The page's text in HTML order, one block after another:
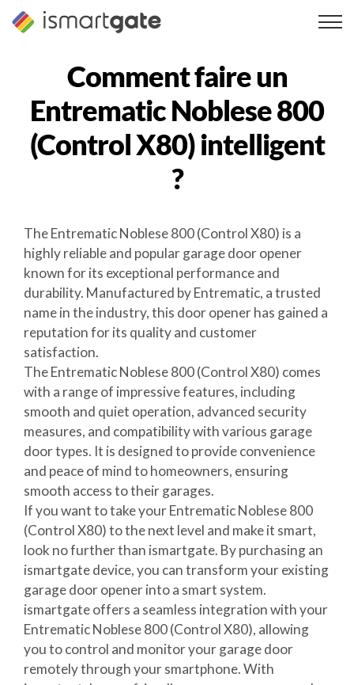
Skip
Comment faire un
Entrematic Noblese 800
(Control X80)intelligent
?
The Entrematic Noblese 800 (Control X80) is a
highly reliable and popular garage door opener
known for its exceptional performance and
durability. Manufactured by Entrematic, a trusted
name in the industry, this door opener has gained a
reputation for its quality and customer
satisfaction.
The Entrematic Noblese 800 (Control X80) comes
with a range of impressive features, including
smooth and quiet operation, advanced security
measures, and compatibility with various garage
door types. It is designed to provide convenience
and peace of mind to homeowners, ensuring
smooth access to their garages.
If you want to take your Entrematic Noblese 800
(Control X80) to the next level and make it smart,
look no further than ismartgate. By purchasing an
ismartgate device, you can transform your existing
garage door opener into a smart system.
ismartgate offers a seamless integration with your
Entrematic Noblese 800 (Control X80), allowing
you to control and monitor your garage door
remotely through your smartphone. With